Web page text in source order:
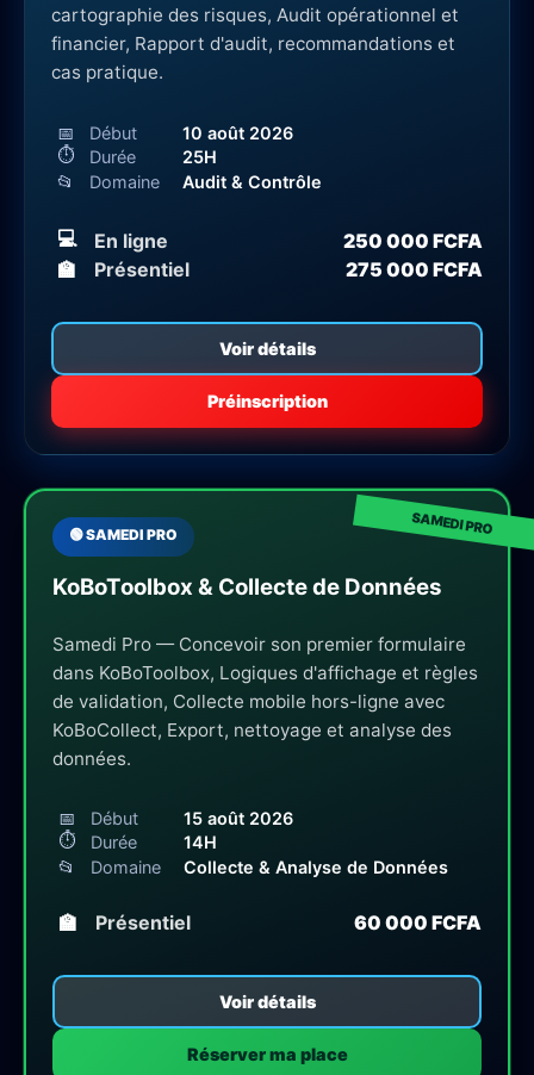
cartographie des risques, Audit opérationnel et
financier, Rapport d'audit, recommandations et
cas pratique.
📅 Début
10 août 2026
⏱
Durée
25H
📂
Domaine Audit & Contrôle
💻 En ligne
250 000 FCFA
🏫
Présentiel 275 000 FCFA
Voir détails
Préinscription
🟢 SAMEDI PRO
KoBoToolbox & Collecte de Données
Samedi Pro — Concevoir son premier formulaire
dans KoBoToolbox, Logiques d'affichage et règles
de validation, Collecte mobile hors-ligne avec
KoBoCollect, Export, nettoyage et analyse des
données.
📅 Début
15 août 2026
⏱
Durée
14H
📂
Domaine Collecte & Analyse de Données
🏫 Présentiel 60 000 FCFA
Voir détails
Réserver ma place